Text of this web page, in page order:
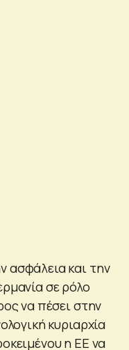
και την
σε ρόλο
να πέσει στην
κυριαρχία
η ΕΕ να